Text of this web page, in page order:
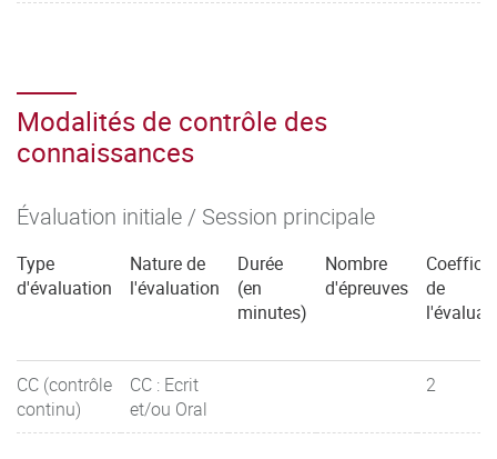
Modalités de contrôle des
connaissances
Évaluation initiale / Session principale
Type
d'évaluation
Nature de
l'évaluation
Durée
(en
minutes)
Nombre
d'épreuves
de
CC (contrôle
continu)
CC : Ecrit
et/ou Oral
2